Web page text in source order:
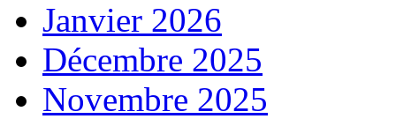
Janvier 2026
Décembre 2025
Novembre 2025